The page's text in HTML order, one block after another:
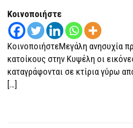
ΞΕΚΊΝΗΣΑΝ
ΑΠΌ
ΤΟΝ
ΛΈΝΕ
Κοινοποιήστε
ΚοινοποιήστεΜεγάλη ανησυχία
κατοίκους στην Κυψέλη οι
καταγράφονται σε κτίρια γύρω
[…]